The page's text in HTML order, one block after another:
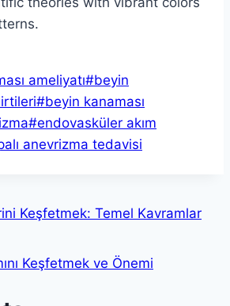
ameliyatı#beyin
#beyin kanaması
#endovasküler akım
anevrizma tedavisi
Keşfetmek: Temel Kavramlar
Keşfetmek ve Önemi